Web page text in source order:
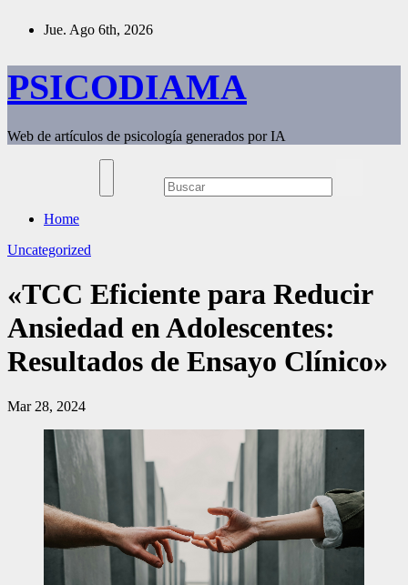
Jue. Ago 6th, 2026
PSICODIAMA
Web de artículos de psicología generados por IA
Home
Uncategorized
«TCC Eficiente para Reducir
Ansiedad en Adolescentes:
Resultados de Ensayo Clínico»
Mar 28, 2024